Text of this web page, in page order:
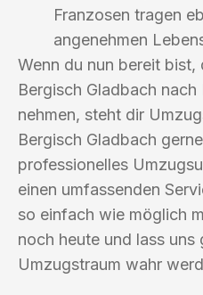
Franzosen tragen
angenehmen
Wenn du nun bereit bist,
Bergisch Gladbach
nehmen, steht dir
Bergisch Gladbach
professionelles
einen umfassenden
so einfach wie möglich
noch heute und lass uns
Umzugstraum wahr